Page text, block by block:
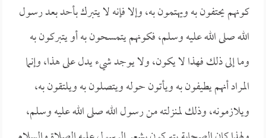
كونهم يحتفون به ويهتمون به، وإلا فإنه لا يتبرك بأحد بعد رسول
الله صلى الله عليه وسلم، فكونهم يتمسحون به أو يتبركون به
وما إلى ذلك فهذا لا يكون، ولا يوجد شيء يدل على هذا، وإنما
المراد أنهم يطيفون به ويأتون حوله ويتصلون به ويلتقون به،
ويلازمونه، وذلك لمنزلته من رسول الله صلى الله عليه وسلم،